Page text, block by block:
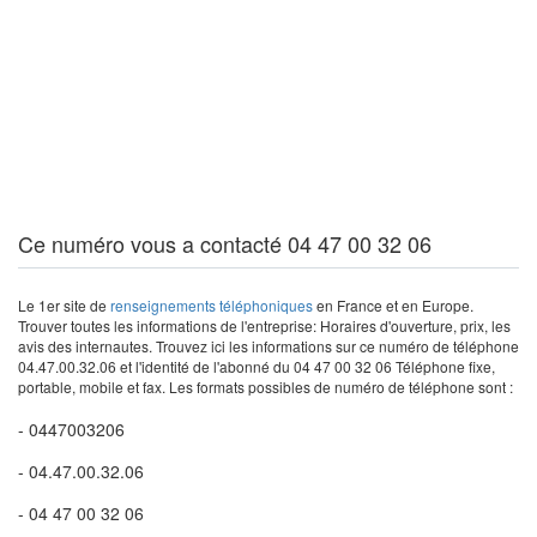
Ce numéro vous a contacté 04 47 00 32 06
Le 1er site de renseignements téléphoniquesen France et en Europe.
Trouver toutes les informations de l'entreprise: Horaires d'ouverture, prix, les
avis des internautes. Trouvez ici les informations sur ce numéro de téléphone
04.47.00.32.06 et l'identité de l'abonné du 04 47 00 32 06 Téléphone fixe,
portable, mobile et fax. Les formats possibles de numéro de téléphone sont :
- 0447003206
- 04.47.00.32.06
- 04 47 00 32 06